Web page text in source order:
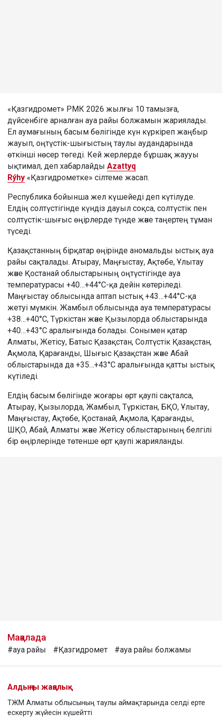
«Қазгидромет» РМК 2026 жылғы 10 тамызға,
дүйсенбіге арналған ауа райы болжамын жариялады.
Ел аумағының басым бөлігінде күн күркіреп жаңбыр
жауып, оңтүстік-шығыстың таулы аудандарында
өткінші нөсер төгеді. Кей жерлерде бұршақ жаууы
ықтимал, деп хабарлайды Azattyq
Rýhy «Қазгидрометке» сілтеме жасап.
Республика бойынша жел күшейеді деп күтілуде.
Елдің солтүстігінде күндіз дауыл соқса, солтүстік пен
солтүстік-шығыс өңірлерде түнде және таңертең тұман
түседі.
Қазақстанның бірқатар өңірінде аномальды ыстық ауа
райы сақталады. Атырау, Маңғыстау, Ақтөбе, Ұлытау
және Қостанай облыстарының оңтүстігінде ауа
температурасы +40…+44°C-қа дейін көтеріледі.
Маңғыстау облысында аптап ыстық +43…+44°C-қа
жетуі мүмкін. Жамбыл облысында ауа температурасы
+38…+40°C, Түркістан және Қызылорда облыстарында
+40…+43°C аралығында болады. Сонымен қатар
Алматы, Жетісу, Батыс Қазақстан, Солтүстік Қазақстан,
Ақмола, Қарағанды, Шығыс Қазақстан және Абай
облыстарында да +35…+43°C аралығында қатты ыстық
күтіледі.
Елдің басым бөлігінде жоғары өрт қаупі сақталса,
Атырау, Қызылорда, Жамбыл, Түркістан, БҚО, Ұлытау,
Маңғыстау, Ақтөбе, Қостанай, Ақмола, Қарағанды,
ШҚО, Абай, Алматы және Жетісу облыстарының белгілі
бір өңірлерінде төтенше өрт қаупі жарияланды.
Мақалада
#ауа райы #Қазгидромет #ауа райы болжамы
Алдыңғы жаңалық
ТЖМ Алматы облысының таулы аймақтарында селді ерте
ескерту жүйесін күшейтті